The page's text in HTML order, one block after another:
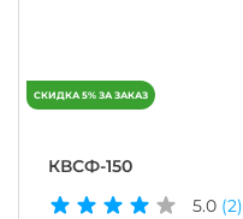
КВСФ-150
5.0 (2)